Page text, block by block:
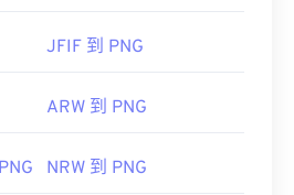
JFIF 到 PNG
ARW 到 PNG
NRW 到 PNG